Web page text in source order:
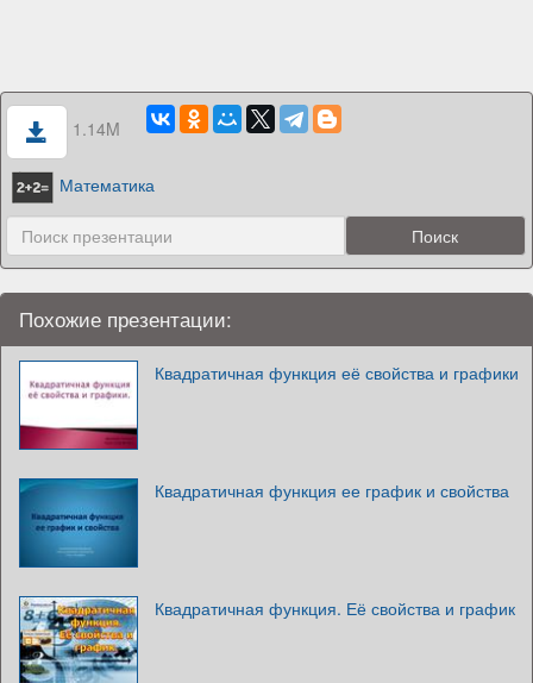
1.14M
Математика
Похожие презентации:
Квадратичная функция её свойства и графики
Квадратичная функция ее график и свойства
Квадратичная функция. Её свойства и график